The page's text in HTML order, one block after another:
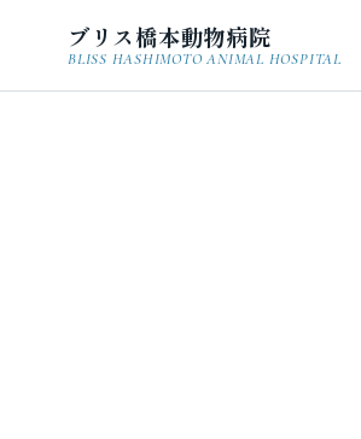
ブリス橋本動物病院
BLISS HASHIMOTO ANIMAL HOSPITAL